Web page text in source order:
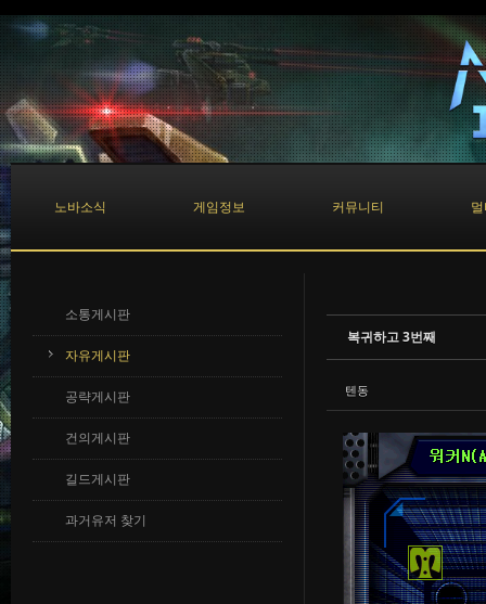
노바소식 게임정보 커뮤니티
소통게시판
자유게시판
공략게시판
건의게시판
길드게시판
과거유저 찾기
복귀하고 3번째
텐동
Sketchbook5, 스케치북5
Sketchbook5, 스케치북5